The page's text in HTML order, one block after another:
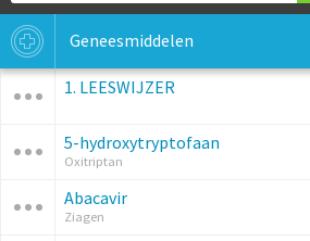
Geneesmiddelen
1. LEESWIJZER
5-hydroxytryptofaan
Oxitriptan
Abacavir
Ziagen